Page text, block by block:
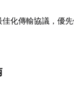
佳化傳輸協議，優